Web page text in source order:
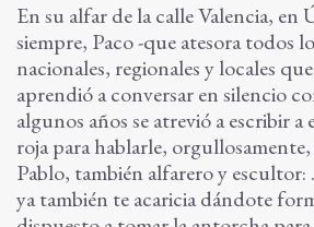
En su alfar de la calle Valencia, en
siempre, Paco -que atesora todos
nacionales, regionales y locales
aprendió a conversar en silencio
algunos años se atrevió a escribir a
roja para hablarle,
Pablo, también alfarero y
ya también te acaricia dándote